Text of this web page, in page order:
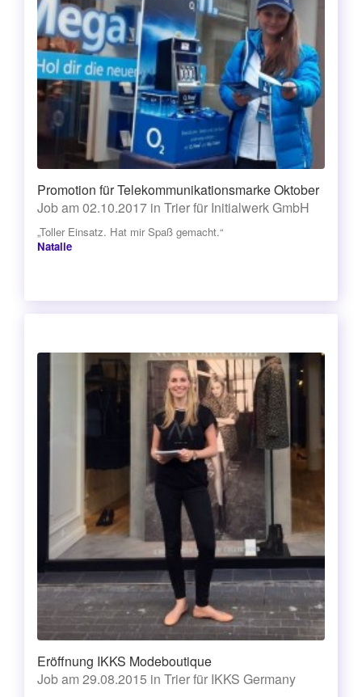
Promotion für Telekommunikationsmarke Oktober
Job am 02.10.2017 in Trier für Initialwerk GmbH
„Toller Einsatz. Hat mir Spaß gemacht.“
Natalie
Eröffnung IKKS Modeboutique
Job am 29.08.2015 in Trier für IKKS Germany